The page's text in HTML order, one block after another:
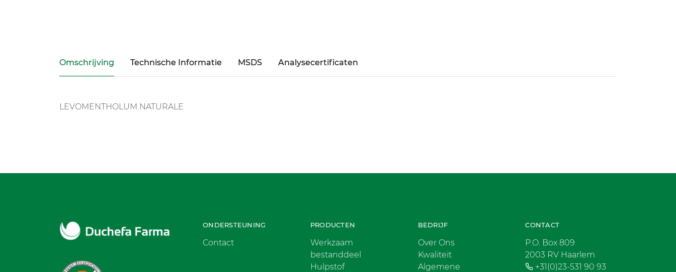
Omschrijving Technische Informatie MSDS Analysecertificaten
LEVOMENTHOLUM NATURALE
ONDERSTEUNING
Contact
PRODUCTEN
Werkzaam
bestanddeel
Hulpstof
BEDRIJF
Over Ons
Kwaliteit
Algemene
CONTACT
P.O. Box 809
2003 RV Haarlem
+31(0)23-531 90 93